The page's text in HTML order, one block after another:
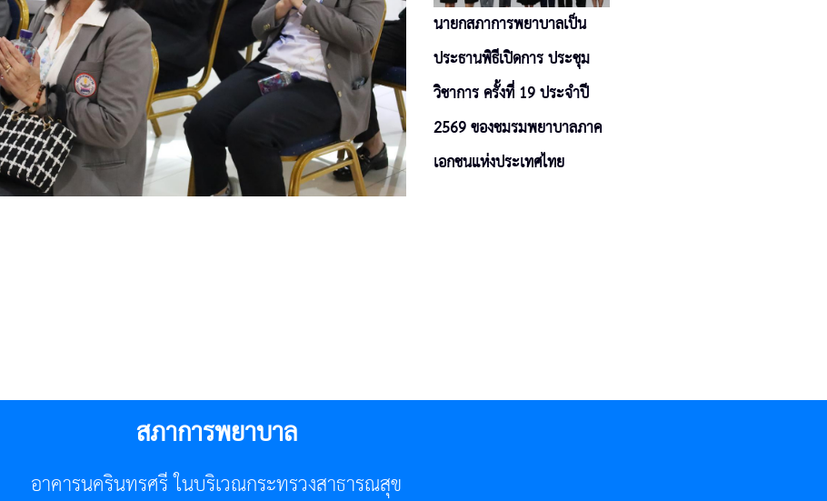
นายกสภาการพยาบาลเป็น
ประธานพิธีเปิดการ ประชุม
วิชาการ ครั้งที่ 19 ประจำปี
2569 ของชมรมพยาบาลภาค
เอกชนแห่งประเทศไทย
สภาการพยาบาล
อาคารนครินทรศรี ในบริเวณกระทรวงสาธารณสุข